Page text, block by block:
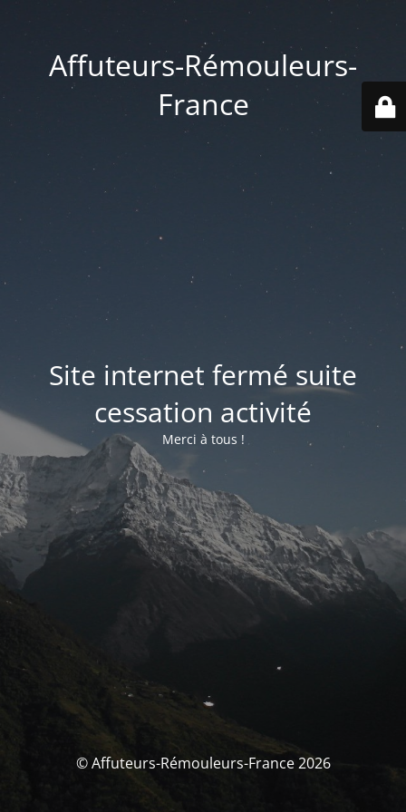
Affuteurs-Rémouleurs-
France
Site internet fermé suite
cessation activité
Merci à tous !
© Affuteurs-Rémouleurs-France 2026